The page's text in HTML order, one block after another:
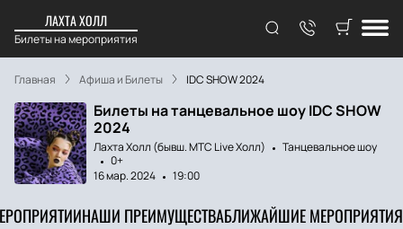
ЛАХТА ХОЛЛ
Билеты на мероприятия
Главная Афиша и Билеты IDC SHOW 2024
Билеты на танцевальное шоу IDC SHOW
2024
Лахта Холл (бывш. МТС Live Холл)
Танцевальное шоу
0+
16 мар. 2024
19:00
НАШИ ПРЕИМУЩЕСТВАБЛИЖАЙШИЕ МЕРОПРИЯТИЯ